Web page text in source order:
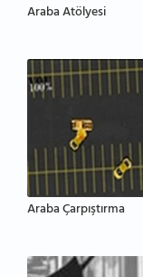
Araba Atölyesi
Araba Çarpıştırma